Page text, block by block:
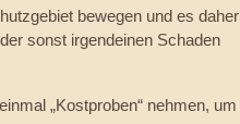
bewegen und es daher
sonst irgendeinen Schaden
„Kostproben“ nehmen, um